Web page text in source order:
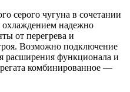
чугуна в сочетании
надежно
от перегрева и
Возможно подключение
функционала и
комбинированное —